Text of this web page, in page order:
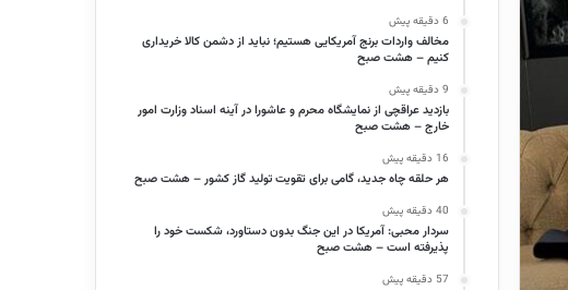
6 دقیقه پیش
مخالف واردات برنج آمریکایی هستیم؛ نباید از دشمن کالا خریداری
کنیم – هشت صبح
9 دقیقه پیش
بازدید عراقچی از نمایشگاه محرم و عاشورا در آینه اسناد وزارت امور
خارج – هشت صبح
16 دقیقه پیش
هر حلقه چاه جدید، گامی برای تقویت تولید گاز کشور – هشت صبح
40 دقیقه پیش
سردار محبی: آمریکا در این جنگ بدون دستاورد، شکست خود را
پذیرفته است – هشت صبح
57 دقیقه پیش